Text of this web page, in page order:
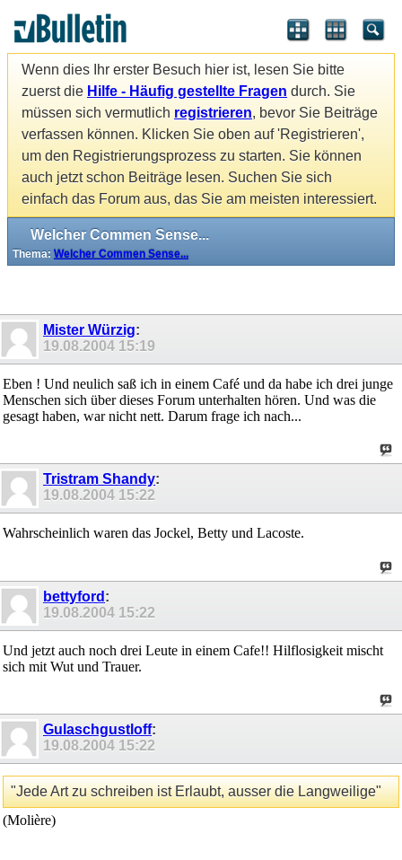
Wenn dies Ihr erster Besuch hier ist, lesen Sie bitte
zuerst die Hilfe - Häufig gestellte Fragen durch. Sie
müssen sich vermutlich registrieren, bevor Sie Beiträge
verfassen können. Klicken Sie oben auf 'Registrieren',
um den Registrierungsprozess zu starten. Sie können
auch jetzt schon Beiträge lesen. Suchen Sie sich
einfach das Forum aus, das Sie am meisten interessiert.
Welcher Commen Sense...
Thema: Welcher Commen Sense...
Mister Würzig:
19.08.2004 15:19
Eben ! Und neulich saß ich in einem Café und da habe ich drei junge
Menschen sich über dieses Forum unterhalten hören. Und was die
gesagt haben, war nicht nett. Darum frage ich nach...
Tristram Shandy:
19.08.2004 15:22
Wahrscheinlich waren das Jockel, Betty und Lacoste.
bettyford :
19.08.2004 15:22
Und jetzt auch noch drei Leute in einem Cafe!! Hilflosigkeit mischt
sich mit Wut und Trauer.
Gulaschgustloff:
19.08.2004 15:22
"Jede Art zu schreiben ist Erlaubt, ausser die Langweilige"
(Molière)